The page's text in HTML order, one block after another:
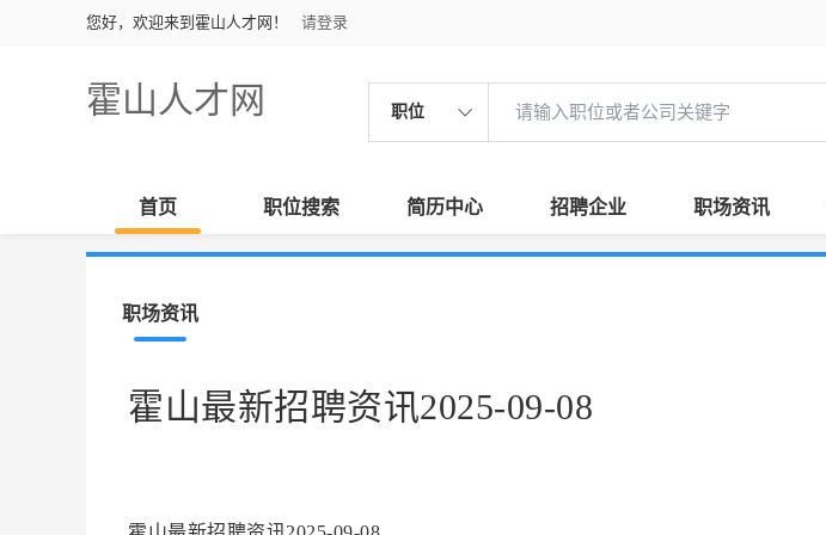
您好，欢迎来到霍山人才网！ 请登录
霍山人才网 职位
首页 职位搜索 简历中心 招聘企业 职场资讯
职场资讯
霍山最新招聘资讯2025-09-08